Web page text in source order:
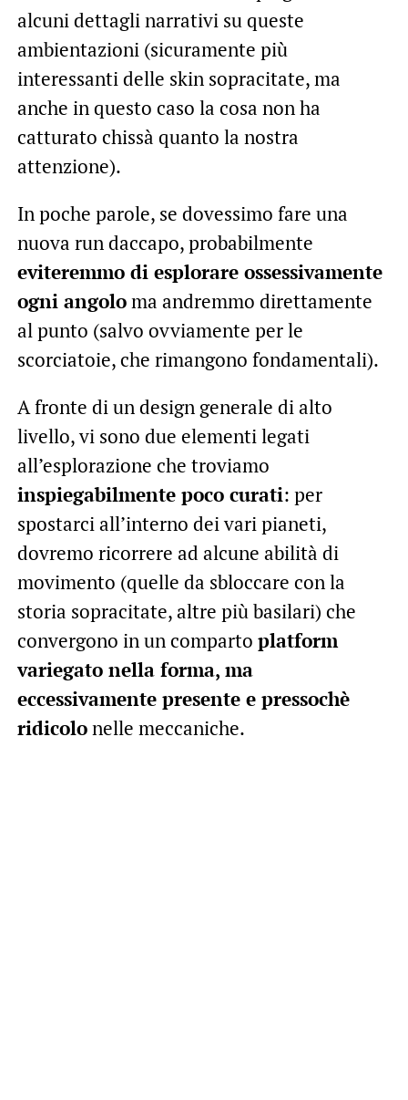
alcuni dettagli narrativi su queste
ambientazioni (sicuramente più
interessanti delle skin sopracitate, ma
anche in questo caso la cosa non ha
catturato chissà quanto la nostra
attenzione).
In poche parole, se dovessimo fare una
nuova run daccapo, probabilmente
eviteremmo di esplorare ossessivamente
ogni angoloma andremmo direttamente
al punto (salvo ovviamente per le
scorciatoie, che rimangono fondamentali).
A fronte di un design generale di alto
livello, vi sono due elementi legati
all’esplorazione che troviamo
inspiegabilmente poco curati: per
spostarci all’interno dei vari pianeti,
dovremo ricorrere ad alcune abilità di
movimento (quelle da sbloccare con la
storia sopracitate, altre più basilari) che
convergono in un comparto platform
variegato nella forma, ma
eccessivamente presente e pressochè
ridicolonelle meccaniche.